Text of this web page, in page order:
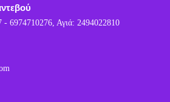
- 6974710276, Αγιά: 2494022810